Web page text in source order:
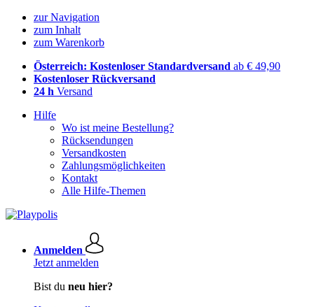
zur Navigation
zum Inhalt
zum Warenkorb
Österreich: Kostenloser Standardversand ab € 49,90
Kostenloser Rückversand
24 h Versand
Hilfe
Wo ist meine Bestellung?
Rücksendungen
Versandkosten
Zahlungsmöglichkeiten
Kontakt
Alle Hilfe-Themen
Anmelden
Jetzt anmelden
Bist du neu hier?